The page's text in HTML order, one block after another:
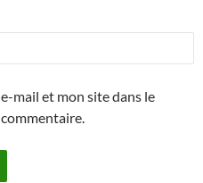
mail et mon site dans le